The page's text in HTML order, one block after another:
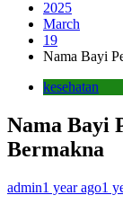
2025
March
19
Nama Bayi
kesehatan
Nama Bayi
Bermakna
admin1 year ago1